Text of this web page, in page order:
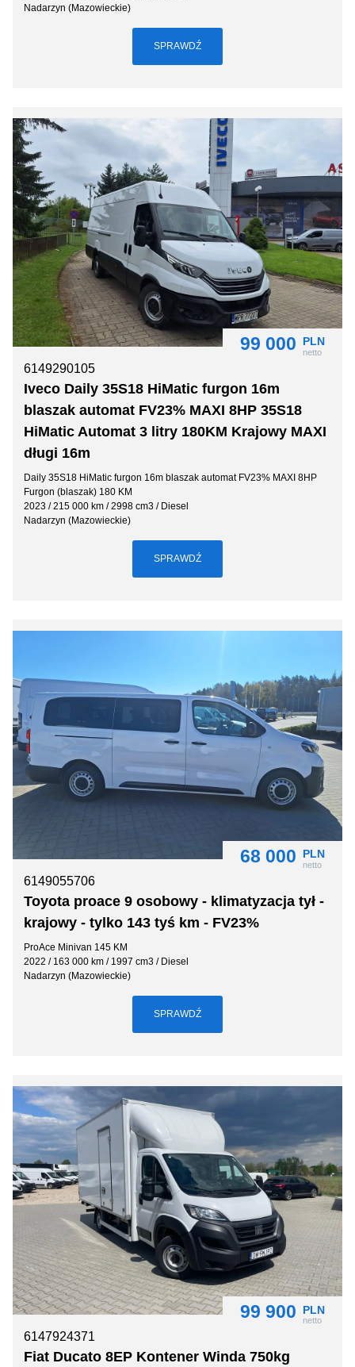
Nadarzyn (Mazowieckie)
SPRAWDŹ
99 000 PLN
netto
6149290105
Iveco Daily 35S18 HiMatic furgon 16m
blaszak automat FV23% MAXI 8HP 35S18
HiMatic Automat 3 litry 180KM Krajowy MAXI
długi 16m
Daily 35S18 HiMatic furgon 16m blaszak automat FV23% MAXI 8HP
Furgon (blaszak) 180 KM
2023 / 215 000 km / 2998 cm3 / Diesel
Nadarzyn (Mazowieckie)
SPRAWDŹ
68 000 PLN
netto
6149055706
Toyota proace 9 osobowy - klimatyzacja tył -
krajowy - tylko 143 tyś km - FV23%
ProAce Minivan 145 KM
2022 / 163 000 km / 1997 cm3 / Diesel
Nadarzyn (Mazowieckie)
SPRAWDŹ
99 900 PLN
netto
6147924371
Fiat Ducato 8EP Kontener Winda 750kg